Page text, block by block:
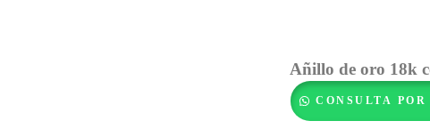
Añillo de oro 18k
CONSULTA POR